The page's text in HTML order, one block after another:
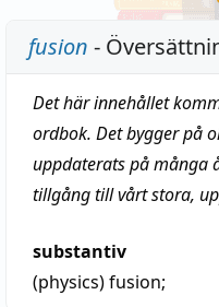
fusion -
Det här innehållet
ordbok. Det bygger på
uppdaterats på många
tillgång till vårt stora,
substantiv
(physics)fusion;